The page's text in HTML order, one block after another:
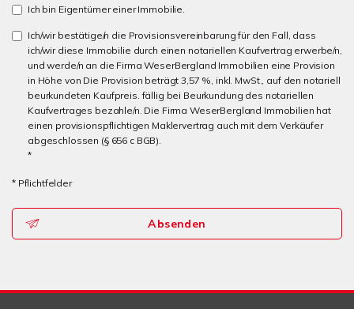
Ich bin Eigentümer einer Immobilie.
Ich/wir bestätige/n die Provisionsvereinbarung für den Fall, dass
ich/wir diese Immobilie durch einen notariellen Kaufvertrag erwerbe/n,
und werde/n an die Firma WeserBergland Immobilien eine Provision
in Höhe von Die Provision beträgt 3,57 %, inkl. MwSt., auf den notariell
beurkundeten Kaufpreis. fällig bei Beurkundung des notariellen
Kaufvertrages bezahle/n. Die Firma WeserBergland Immobilien hat
einen provisionspflichtigen Maklervertrag auch mit dem Verkäufer
abgeschlossen (§ 656 c BGB).
*
* Pflichtfelder
Absenden